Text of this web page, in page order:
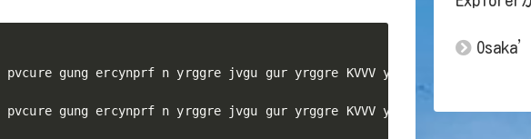
pvcure gung ercynprf n yrggre jvgu gur yrggre KVVV yrggref nsgre vg
pvcure gung ercynprf n yrggre jvgu gur yrggre KVVV yrggref nsgre vg